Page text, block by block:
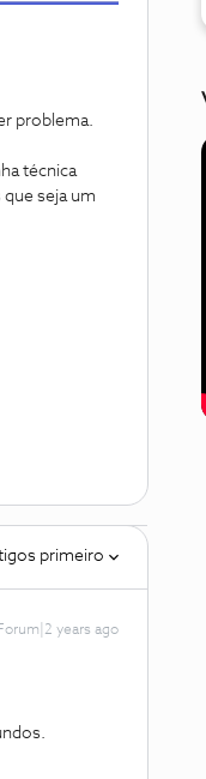
problema.
técnica
seja um
primeiro
years ago